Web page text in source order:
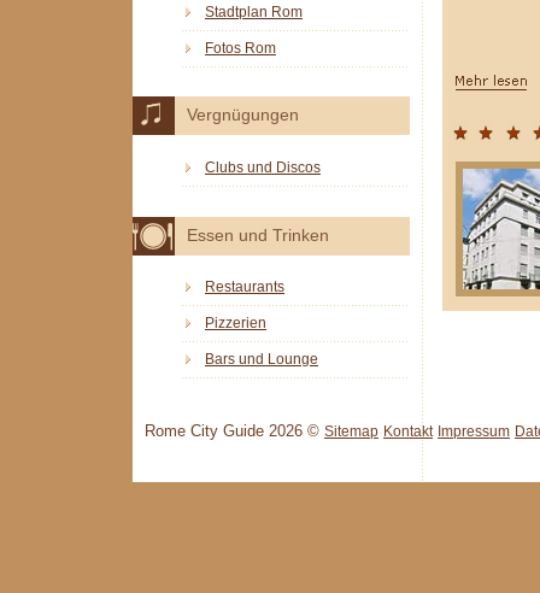
Stadtplan Rom
Fotos Rom
Vergnügungen
Clubs und Discos
Essen und Trinken
Restaurants
Pizzerien
Bars und Lounge
Rome City Guide 2026 © Sitemap Kontakt Impressum